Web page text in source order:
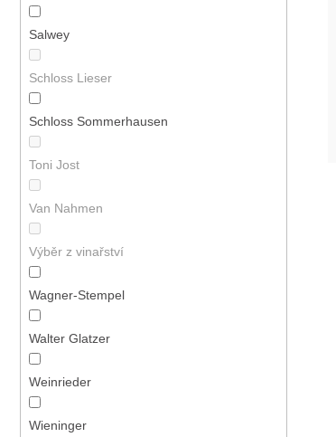
Salwey
Schloss Lieser
Schloss Sommerhausen
Toni Jost
Van Nahmen
Výběr z vinařství
Wagner-Stempel
Walter Glatzer
Weinrieder
Wieninger